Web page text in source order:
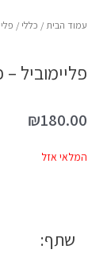
עמוד הבית / כללי /
פליימוביל –
₪180.00
המלאי אזל
שתף: